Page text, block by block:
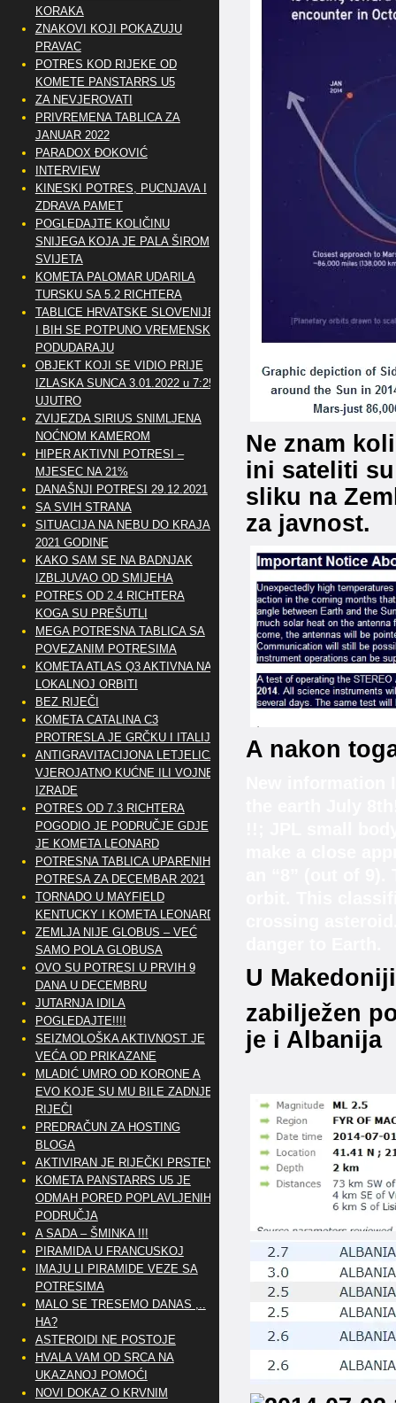
Ne znam
ini sateliti
sliku na
za javnost.
A nakon
U
zabilježen
je i Albanija
KORAKA
ZNAKOVI KOJI POKAZUJU
PRAVAC
POTRES KOD RIJEKE OD
KOMETE PANSTARRS U5
ZA NEVJEROVATI
PRIVREMENA TABLICA ZA
JANUAR 2022
PARADOX ĐOKOVIĆ
INTERVIEW
KINESKI POTRES, PUCNJAVA I
ZDRAVA PAMET
POGLEDAJTE KOLIČINU
SNIJEGA KOJA JE PALA ŠIROM
SVIJETA
KOMETA PALOMAR UDARILA
TURSKU SA 5.2 RICHTERA
TABLICE HRVATSKE SLOVENIJE
I BIH SE POTPUNO VREMENSKI
PODUDARAJU
OBJEKT KOJI SE VIDIO PRIJE
IZLASKA SUNCA 3.01.2022 u 7:25
UJUTRO
ZVIJEZDA SIRIUS SNIMLJENA
NOĆNOM KAMEROM
HIPER AKTIVNI POTRESI –
MJESEC NA 21%
DANAŠNJI POTRESI 29.12.2021
SA SVIH STRANA
SITUACIJA NA NEBU DO KRAJA
2021 GODINE
KAKO SAM SE NA BADNJAK
IZBLJUVAO OD SMIJEHA
POTRES OD 2.4 RICHTERA
KOGA SU PREŠUTLI
MEGA POTRESNA TABLICA SA
POVEZANIM POTRESIMA
KOMETA ATLAS Q3 AKTIVNA NA
LOKALNOJ ORBITI
BEZ RIJEČI
KOMETA CATALINA C3
PROTRESLA JE GRČKU I ITALIJU
ANTIGRAVITACIJONA LETJELICA
VJEROJATNO KUĆNE ILI VOJNE
IZRADE
POTRES OD 7.3 RICHTERA
POGODIO JE PODRUČJE GDJE
JE KOMETA LEONARD
POTRESNA TABLICA UPARENIH
POTRESA ZA DECEMBAR 2021
TORNADO U MAYFIELD
KENTUCKY I KOMETA LEONARD
ZEMLJA NIJE GLOBUS – VEĆ
SAMO POLA GLOBUSA
OVO SU POTRESI U PRVIH 9
DANA U DECEMBRU
JUTARNJA IDILA
POGLEDAJTE!!!!
SEIZMOLOŠKA AKTIVNOST JE
VEĆA OD PRIKAZANE
MLADIĆ UMRO OD KORONE A
EVO KOJE SU MU BILE ZADNJE
RIJEČI
PREDRAČUN ZA HOSTING
BLOGA
AKTIVIRAN JE RIJEČKI PRSTEN
KOMETA PANSTARRS U5 JE
ODMAH PORED POPLAVLJENIH
PODRUČJA
A SADA – ŠMINKA !!!
PIRAMIDA U FRANCUSKOJ
IMAJU LI PIRAMIDE VEZE SA
POTRESIMA
MALO SE TRESEMO DANAS ,..
HA?
ASTEROIDI NE POSTOJE
HVALA VAM OD SRCA NA
UKAZANOJ POMOĆI
NOVI DOKAZ O KRVNIM